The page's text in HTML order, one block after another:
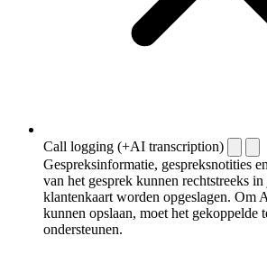
Call logging (+AI transcription)
Gespreksinformatie, gespreksnotities
van het gesprek kunnen rechtstreeks
klantenkaart worden opgeslagen. Om
kunnen opslaan, moet het gekoppelde
ondersteunen.